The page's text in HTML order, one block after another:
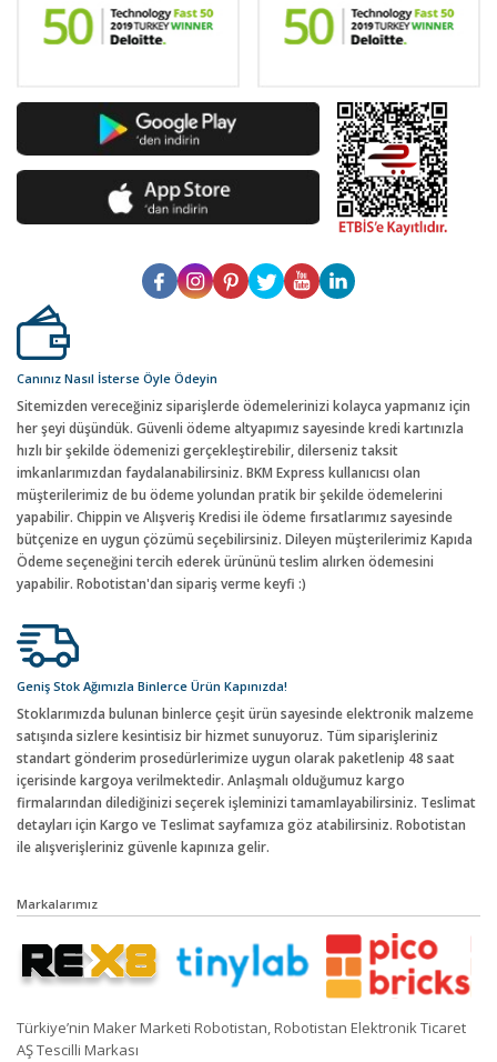
Canınız Nasıl İsterse Öyle Ödeyin
Sitemizden vereceğiniz siparişlerde ödemelerinizi kolayca yapmanız için
her şeyi düşündük. Güvenli ödeme altyapımız sayesinde kredi kartınızla
hızlı bir şekilde ödemenizi gerçekleştirebilir, dilerseniz taksit
imkanlarımızdan faydalanabilirsiniz. BKM Express kullanıcısı olan
müşterilerimiz de bu ödeme yolundan pratik bir şekilde ödemelerini
yapabilir. Chippin ve Alışveriş Kredisi ile ödeme fırsatlarımız sayesinde
bütçenize en uygun çözümü seçebilirsiniz. Dileyen müşterilerimiz Kapıda
Ödeme seçeneğini tercih ederek ürününü teslim alırken ödemesini
yapabilir. Robotistan'dan sipariş verme keyfi :)
Geniş Stok Ağımızla Binlerce Ürün Kapınızda!
Stoklarımızda bulunan binlerce çeşit ürün sayesinde elektronik malzeme
satışında sizlere kesintisiz bir hizmet sunuyoruz. Tüm siparişleriniz
standart gönderim prosedürlerimize uygun olarak paketlenip 48 saat
içerisinde kargoya verilmektedir. Anlaşmalı olduğumuz kargo
firmalarından dilediğinizi seçerek işleminizi tamamlayabilirsiniz. Teslimat
detayları için Kargo ve Teslimat sayfamıza göz atabilirsiniz. Robotistan
ile alışverişleriniz güvenle kapınıza gelir.
Markalarımız
Türkiye’nin Maker Marketi Robotistan, Robotistan Elektronik Ticaret
AŞ Tescilli Markası